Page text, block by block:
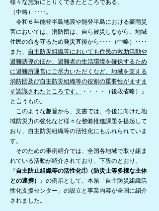
様々な施策にとりくできたところである。
（中略）････。
令和６年能登半島地震や能登半島における豪雨災
害においては、消防団は、自ら被災しながら、地域
住民の命を守るため発災直後から････（中略）････
また、 自主防災組織等においても住民の救助活動や
避難誘導のほか、避難者の生活環境を確保するため
に避難所運営にご尽力いただくなど、地域を支える
消防団及び自主防災組織等の役割の重要性がますま
す認識されたところです。
・・・・（後段省略）』
​と言うもの。​
​ このような趣旨から、文書では、今後に向けた地
域防災力の強化など様々な整備推進課題を提起して
おり、自主防災組織等の活性化にもふれられていま
す。
そのための事例紹介では、全国各地域で取り組ま
れている活動が紹介されており、下段のとおり、
『自主防止組織等の活性化①（防災士等多様な主体
との連携） 』の例示として、本県「自主防災組織活
性化支援センター」の設立と事業内容が全国に紹介
されました。